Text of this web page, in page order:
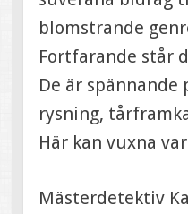
blomstrande
Fortfarande står
De är spännande
rysning,
Här kan vuxna
Mästerdetektiv